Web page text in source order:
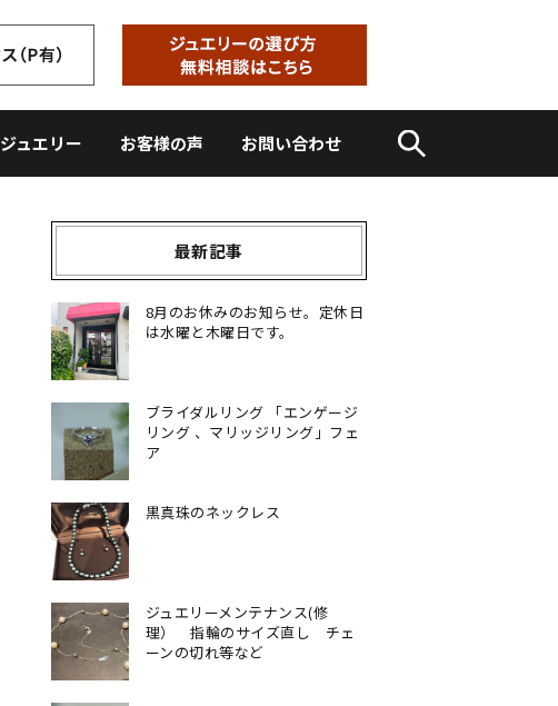
ジュエリー お客様の声 お問い合わせ
最新記事
8月のお休みのお知らせ。定休日
は水曜と木曜日です。
ブライダルリング 「エンゲージ
リング 、マリッジリング」フェ
ア
黒真珠のネックレス
ジュエリーメンテナンス(修
理） 指輪のサイズ直し チェ
ーンの切れ等など